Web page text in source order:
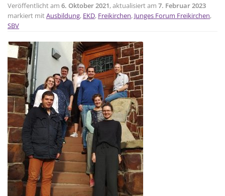
Veröffentlicht am 6. Oktober 2021, aktualisiert am 7. Februar 2023
markiert mitAusbildung, EKD, Freikirchen, Junges Forum Freikirchen,
SBV